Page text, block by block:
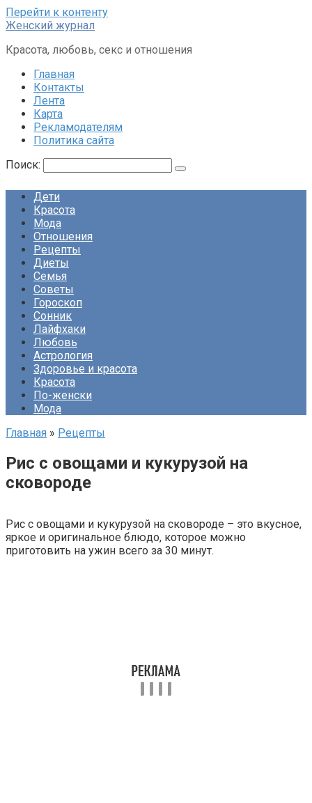
Перейти к контенту
Женский журнал
Красота, любовь, секс и отношения
Главная
Контакты
Лента
Карта
Рекламодателям
Политика сайта
Поиск:
Дети
Красота
Мода
Отношения
Рецепты
Диеты
Семья
Советы
Гороскоп
Сонник
Лайфхаки
Любовь
Астрология
Здоровье и красота
Красота
По-женски
Мода
Главная » Рецепты
Рис с овощами и кукурузой на
сковороде
Рис с овощами и кукурузой на сковороде – это вкусное,
яркое и оригинальное блюдо, которое можно
приготовить на ужин всего за 30 минут.